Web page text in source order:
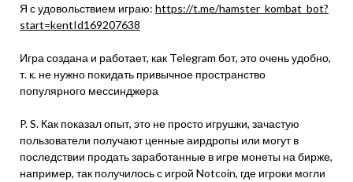
Я с удовольствием играю: https://t.me/hamster_kombat_bot?
start=kentId169207638
Игра создана и работает, как Telegram бот, это очень удобно,
т. к. не нужно покидать привычное пространство
популярного мессинджера
P. S. Как показал опыт, это не просто игрушки, зачастую
пользователи получают ценные аирдропы или могут в
последствии продать заработанные в игре монеты на бирже,
например, так получилось с игрой Notcoin, где игроки могли